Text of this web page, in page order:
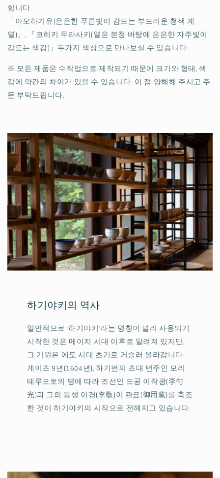
합니다.
「아오하기유(은은한 푸른빛이 감도는 부드러운 청색 계
열)」, 「코히키 무라사키(옅은 분청 바탕에 은은한 자주빛이
감도는 색감)」두가지 색상으로 만나보실 수 있습니다.
※ 모든 제품은 수작업으로 제작되기 때문에 크기와 형태, 색
감에 약간의 차이가 있을 수 있습니다. 이 점 양해해 주시고 주
문 부탁드립니다.
하기야키의 역사
일반적으로 ‘하기야키’라는 명칭이 널리 사용되기
시작한 것은 메이지 시대 이후로 알려져 있지만,
그 기원은 에도 시대 초기로 거슬러 올라갑니다.
게이초 9년(1604년), 하기번의 초대 번주인 모리
테루모토의 명에 따라 조선인 도공 이작광(李勺
光)과 그의 동생 이경(李敬)이 관요(御用窯)를 축조
한 것이 하기야키의 시작으로 전해지고 있습니다.